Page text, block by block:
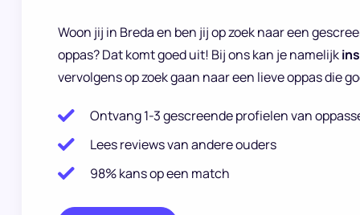
Woon jij in Breda en ben jij op zoek naar een
oppas? Dat komt goed uit! Bij ons kan je namelijk
vervolgens op zoek gaan naar een lieve oppas die
Ontvang 1-3 gescreende profielen van
Lees reviews van andere ouders
98% kans op een match